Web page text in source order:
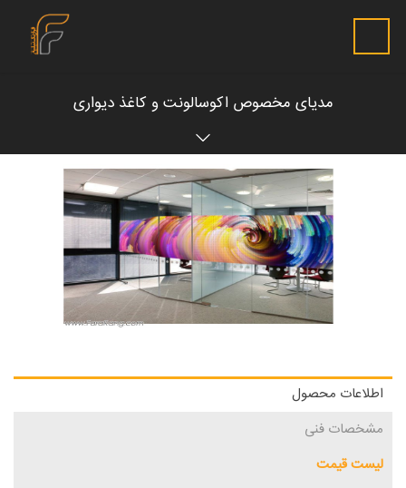
مدیای مخصوص اکوسالونت و کاغذ دیواری
اطلاعات محصول
مشخصات فنی
لیست قیمت